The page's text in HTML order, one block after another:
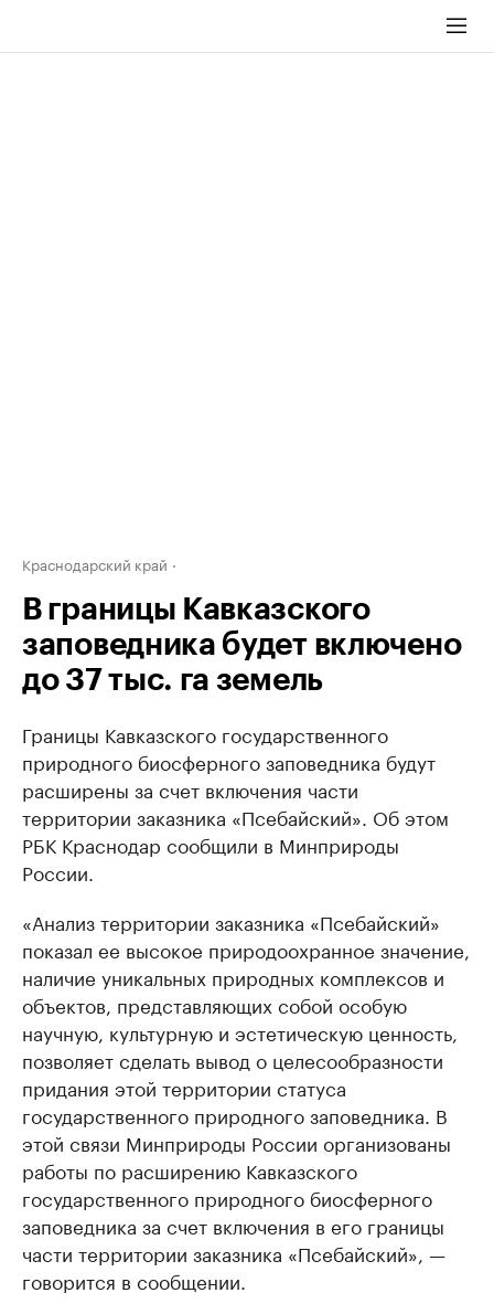
Краснодарский край
В границы Кавказского
заповедника будет включено
до 37 тыс. га земель
Границы Кавказского государственного
природного биосферного заповедника будут
расширены за счет включения части
территории заказника «Псебайский». Об этом
РБК Краснодар сообщили в Минприроды
России.
«Анализ территории заказника «Псебайский»
показал ее высокое природоохранное значение,
наличие уникальных природных комплексов и
объектов, представляющих собой особую
научную, культурную и эстетическую ценность,
позволяет сделать вывод о целесообразности
придания этой территории статуса
государственного природного заповедника. В
этой связи Минприроды России организованы
работы по расширению Кавказского
государственного природного биосферного
заповедника за счет включения в его границы
части территории заказника «Псебайский», —
говорится в сообщении.